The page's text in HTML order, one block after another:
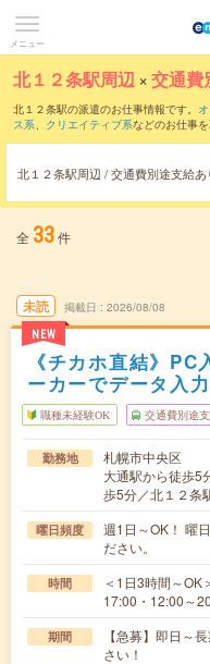
メニュー
北１２条駅周辺 ×交通費
北１２条駅の派遣のお仕事情報です。
ス系、 クリエイティブ系などのお仕事
北１２条駅周辺 / 交通費別途支給あ
全 33件
未読
NEW
掲載日 2026/08/08
《チカホ直結》
ーカーでデータ入
職種未経験OK 交通費別途
勤務地
札幌市中央区
大通駅から徒歩5
歩5分／北１２条
曜日頻度
週1日～OK！ 曜
ださい。
時間
＜1日3時間～
17:00・12:00～
期間
【急募】即日～
さい！